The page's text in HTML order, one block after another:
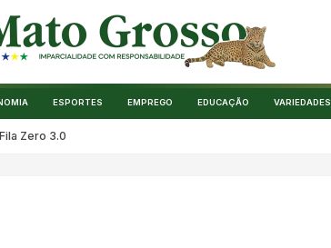
ESPORTES EMPREGO EDUCAÇÃO VARIEDADES
Zero 3.0